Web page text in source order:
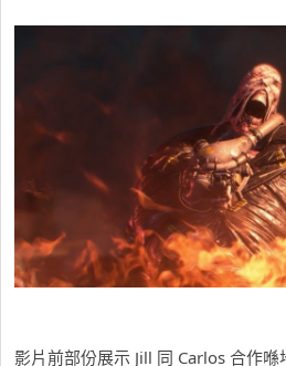
影片前部份展示 Jill 同 Carlos 合作